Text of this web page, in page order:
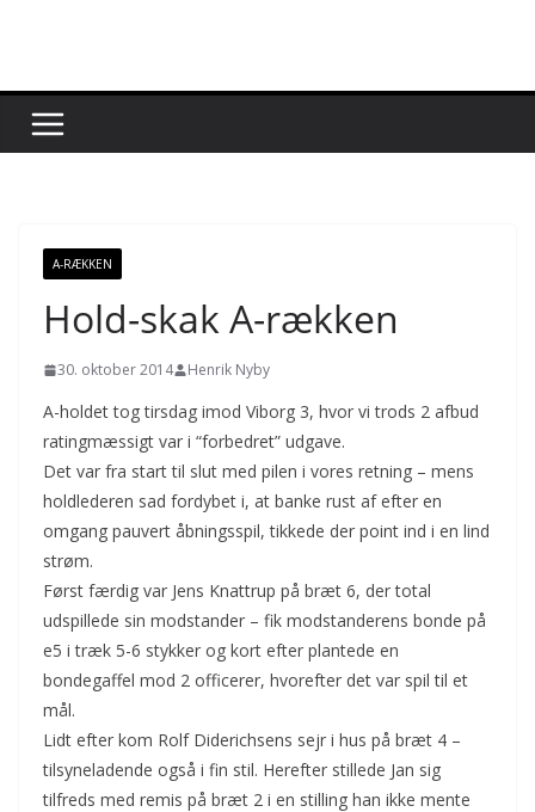
A-RÆKKEN
Hold-skak A-rækken
30. oktober 2014 Henrik Nyby
A-holdet tog tirsdag imod Viborg 3, hvor vi trods 2 afbud
ratingmæssigt var i “forbedret” udgave.
Det var fra start til slut med pilen i vores retning – mens
holdlederen sad fordybet i, at banke rust af efter en
omgang pauvert åbningsspil, tikkede der point ind i en lind
strøm.
Først færdig var Jens Knattrup på bræt 6, der total
udspillede sin modstander – fik modstanderens bonde på
e5 i træk 5-6 stykker og kort efter plantede en
bondegaffel mod 2 officerer, hvorefter det var spil til et
mål.
Lidt efter kom Rolf Diderichsens sejr i hus på bræt 4 –
tilsyneladende også i fin stil. Herefter stillede Jan sig
tilfreds med remis på bræt 2 i en stilling han ikke mente